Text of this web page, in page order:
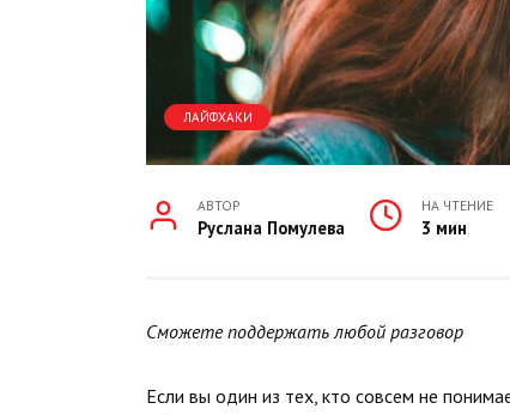
ЛАЙФХАКИ
АВТОР
Руслана Помулева
НА ЧТЕНИЕ
3 мин
Сможете поддержать любой разговор
Если вы один из тех, кто совсем не